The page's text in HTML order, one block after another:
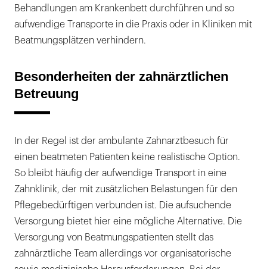
Behandlungen am Krankenbett durchführen und so
aufwendige Transporte in die Praxis oder in Kliniken mit
Beatmungsplätzen verhindern.
Besonderheiten der zahnärztlichen
Betreuung
In der Regel ist der ambulante Zahnarztbesuch für
einen beatmeten Patienten keine realistische Option.
So bleibt häufig der aufwendige Transport in eine
Zahnklinik, der mit zusätzlichen Belastungen für den
Pflegebedürftigen verbunden ist. Die aufsuchende
Versorgung bietet hier eine mögliche Alternative. Die
Versorgung von Beatmungspatienten stellt das
zahnärztliche Team allerdings vor organisatorische